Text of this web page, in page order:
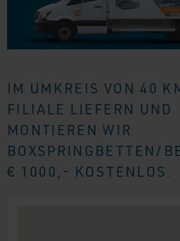
IM UMKREIS VON 40
FILIALE LIEFERN UND
MONTIEREN WIR
BOXSPRINGBETTEN/
€ 1000,- KOSTENLOS.